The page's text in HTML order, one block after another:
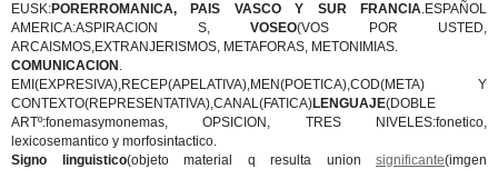
EUSK:PORERROMANICA, PAIS VASCO Y SUR FRANCIA.ESPAÑOL
AMERICA:ASPIRACION S, VOSEO(VOS POR USTED,
ARCAISMOS,EXTRANJERISMOS, METAFORAS, METONIMIAS.
COMUNICACION .
EMI(EXPRESIVA),RECEP(APELATIVA),MEN(POETICA),COD(META) Y
CONTEXTO(REPRESENTATIVA),CANAL(FATICA)LENGUAJE(DOBLE
ARTº:fonemasymonemas, OPSICION, TRES NIVELES:fonetico,
lexicosemantico y morfosintactico.
Signo linguistico(objeto material q resulta union significante(imgen